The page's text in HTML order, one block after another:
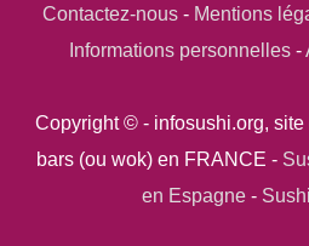
Contactez-nous- Mentions
Informations personnelles -
Copyright © - infosushi.org,
bars (ou wok) en FRANCE -
en Espagne-